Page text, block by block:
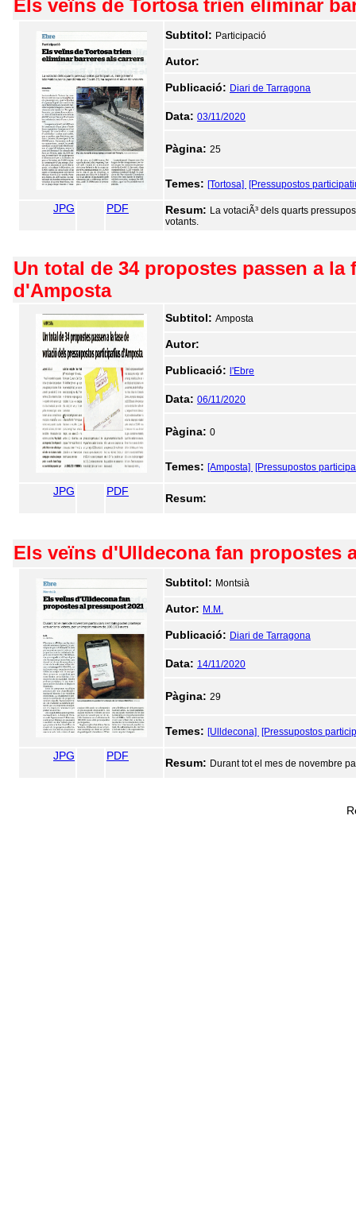
Els veïns de Tortosa trien eliminar
Subtitol: Participació
Autor:
Publicació: Diari de Tarragona
Data: 03/11/2020
Pàgina: 25
Temes: [Tortosa] [Pressupostos
JPG PDF Resum: La votaciÃ³ dels quarts
votants.
Un total de 34 propostes passen a
d'Amposta
Subtitol: Amposta
Autor:
Publicació: l'Ebre
Data: 06/11/2020
Pàgina: 0
Temes: [Amposta] [Pressupostos
JPG PDF
Resum:
Els veïns d'Ulldecona fan propostes
Subtitol: Montsià
Autor: M.M.
Publicació: Diari de Tarragona
Data: 14/11/2020
Pàgina: 29
Temes: [Ulldecona] [Pressupostos
JPG PDF
Resum: Durant tot el mes de novembre